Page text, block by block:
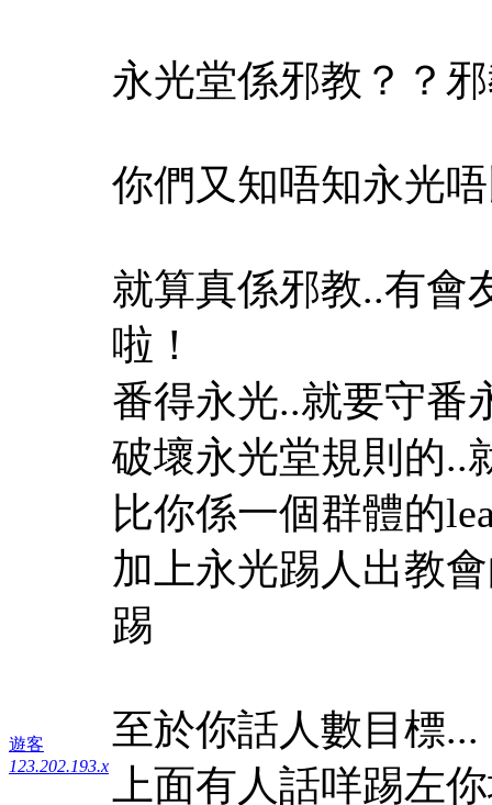
遊客
123.202.193.x
永光堂係邪教？？
你們又知唔知永光
就算真係邪教..有會
啦！
番得永光..就要守番
破壞永光堂規則的..
比你係一個群體的
加上永光踢人出教
踢
至於你話人數目標...
上面有人話咩踢左